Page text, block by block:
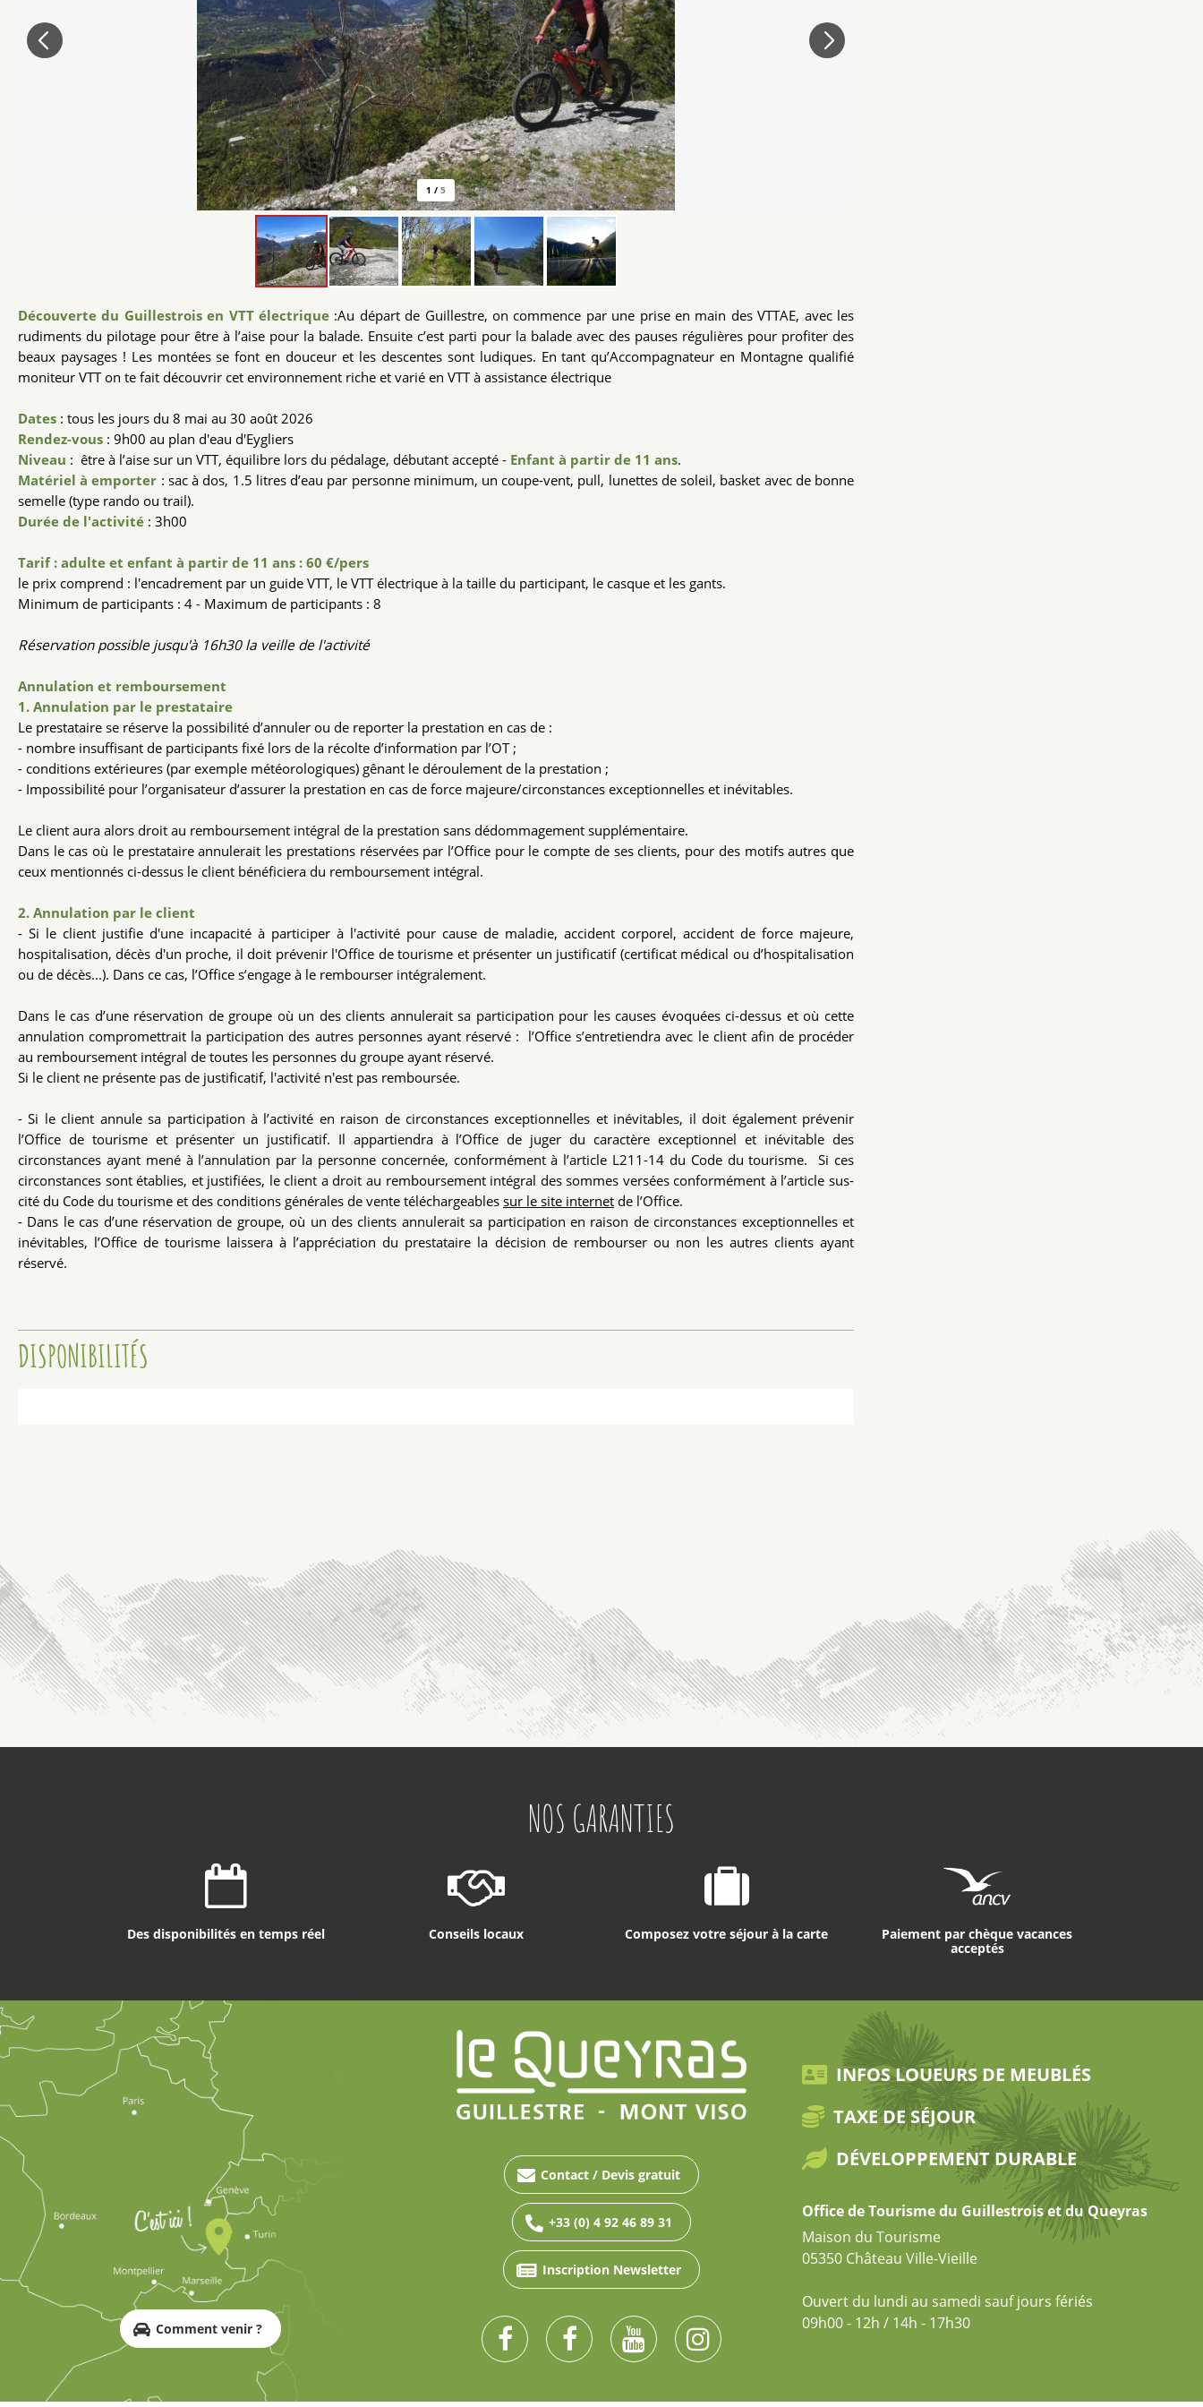
1 / 5
Découverte du Guillestrois en VTT électrique :Au départ de Guillestre, on commence par une prise en main des VTTAE, avec les
rudiments du pilotage pour être à l’aise pour la balade. Ensuite c’est parti pour la balade avec des pauses régulières pour profiter des
beaux paysages ! Les montées se font en douceur et les descentes sont ludiques. En tant qu’Accompagnateur en Montagne qualifié
moniteur VTT on te fait découvrir cet environnement riche et varié en VTT à assistance électrique
Dates : tous les jours du 8 mai au 30 août 2026
Rendez-vous : 9h00 au plan d'eau d'Eygliers
Niveau : être à l’aise sur un VTT, équilibre lors du pédalage, débutant accepté - Enfant à partir de 11 ans.
Matériel à emporter : sac à dos, 1.5 litres d’eau par personne minimum, un coupe-vent, pull, lunettes de soleil, basket avec de bonne
semelle (type rando ou trail).
Durée de l'activité : 3h00
Tarif : adulte et enfant à partir de 11 ans : 60 €/pers
le prix comprend : l'encadrement par un guide VTT, le VTT électrique à la taille du participant, le casque et les gants.
Minimum de participants : 4 - Maximum de participants : 8
Réservation possible jusqu'à 16h30 la veille de l'activité
Annulation et remboursement
1. Annulation par le prestataire
Le prestataire se réserve la possibilité d’annuler ou de reporter la prestation en cas de :
- nombre insuffisant de participants fixé lors de la récolte d’information par l’OT ;
- conditions extérieures (par exemple météorologiques) gênant le déroulement de la prestation ;
- Impossibilité pour l’organisateur d’assurer la prestation en cas de force majeure/circonstances exceptionnelles et inévitables.
Le client aura alors droit au remboursement intégral de la prestation sans dédommagement supplémentaire.
Dans le cas où le prestataire annulerait les prestations réservées par l’Office pour le compte de ses clients, pour des motifs autres que
ceux mentionnés ci-dessus le client bénéficiera du remboursement intégral.
2. Annulation par le client
- Si le client justifie d'une incapacité à participer à l'activité pour cause de maladie, accident corporel, accident de force majeure,
hospitalisation, décès d'un proche, il doit prévenir l'Office de tourisme et présenter un justificatif (certificat médical ou d’hospitalisation
ou de décès...). Dans ce cas, l’Office s’engage à le rembourser intégralement.
Dans le cas d’une réservation de groupe où un des clients annulerait sa participation pour les causes évoquées ci-dessus et où cette
annulation compromettrait la participation des autres personnes ayant réservé : l’Office s’entretiendra avec le client afin de procéder
au remboursement intégral de toutes les personnes du groupe ayant réservé.
Si le client ne présente pas de justificatif, l'activité n'est pas remboursée.
- Si le client annule sa participation à l’activité en raison de circonstances exceptionnelles et inévitables, il doit également prévenir
l’Office de tourisme et présenter un justificatif. Il appartiendra à l’Office de juger du caractère exceptionnel et inévitable des
circonstances ayant mené à l’annulation par la personne concernée, conformément à l’article L211-14 du Code du tourisme. Si ces
circonstances sont établies, et justifiées, le client a droit au remboursement intégral des sommes versées conformément à l’article sus-
cité du Code du tourisme et des conditions générales de vente téléchargeablessur le site internetde l’Office.
- Dans le cas d’une réservation de groupe, où un des clients annulerait sa participation en raison de circonstances exceptionnelles et
inévitables, l’Office de tourisme laissera à l’appréciation du prestataire la décision de rembourser ou non les autres clients ayant
réservé.
DISPONIBILITÉS
NOS GARANTIES
Des disponibilités en temps réel Conseils locaux Composez votre séjour à la carte
Paiement par chèque vacances
acceptés
Comment venir ?
Contact / Devis gratuit
+33 (0) 4 92 46 89 31
Inscription Newsletter
INFOS LOUEURS DE MEUBLÉS
TAXE DE SÉJOUR
DÉVELOPPEMENT DURABLE
Office de Tourisme du Guillestrois et du Queyras
Maison du Tourisme
05350 Château Ville-Vieille
Ouvert du lundi au samedi sauf jours fériés
09h00 - 12h / 14h - 17h30